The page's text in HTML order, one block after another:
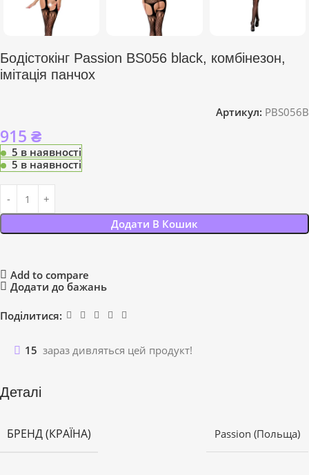
Бодістокінг Passion BS056 black, комбінезон,
імітація панчох
Артикул: PBS056B
915 ₴
5 в наявності
5 в наявності
Додати В Кошик
Add to compare
Додати до бажань
Поділитися:
15 зараз дивляться цей продукт!
Деталі
БРЕНД (КРАЇНА) Passion (Польща)